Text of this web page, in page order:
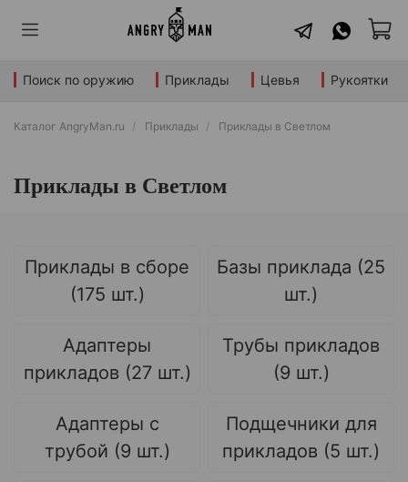
Поиск по оружию Приклады Цевья Рукоятки
Каталог AngryMan.ru Приклады Приклады в Светлом
Приклады в Светлом
Приклады в сборе
(175 шт.)
Базы приклада (25
шт.)
Адаптеры
прикладов (27 шт.)
Трубы прикладов
(9 шт.)
Адаптеры с
трубой (9 шт.)
Подщечники для
прикладов (5 шт.)